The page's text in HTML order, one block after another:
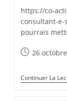
https://co-
consultant-
pourrais
Post26
Continuer La